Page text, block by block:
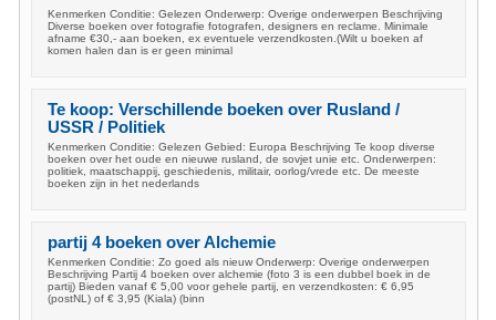
Kenmerken Conditie: Gelezen Onderwerp: Overige onderwerpen Beschrijving
Diverse boeken over fotografie fotografen, designers en reclame. Minimale
afname €30,- aan boeken, ex eventuele verzendkosten.(Wilt u boeken af
komen halen dan is er geen minimal
Te koop: Verschillende boeken over Rusland /
USSR / Politiek
Kenmerken Conditie: Gelezen Gebied: Europa Beschrijving Te koop diverse
boeken over het oude en nieuwe rusland, de sovjet unie etc. Onderwerpen:
politiek, maatschappij, geschiedenis, militair, oorlog/vrede etc. De meeste
boeken zijn in het nederlands
partij 4 boeken over Alchemie
Kenmerken Conditie: Zo goed als nieuw Onderwerp: Overige onderwerpen
Beschrijving Partij 4 boeken over alchemie (foto 3 is een dubbel boek in de
partij) Bieden vanaf € 5,00 voor gehele partij, en verzendkosten: € 6,95
(postNL) of € 3,95 (Kiala) (binn